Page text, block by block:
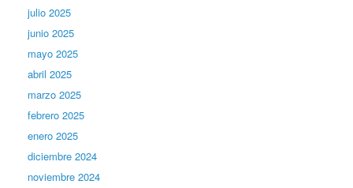
julio 2025
junio 2025
mayo 2025
abril 2025
marzo 2025
febrero 2025
enero 2025
diciembre 2024
noviembre 2024